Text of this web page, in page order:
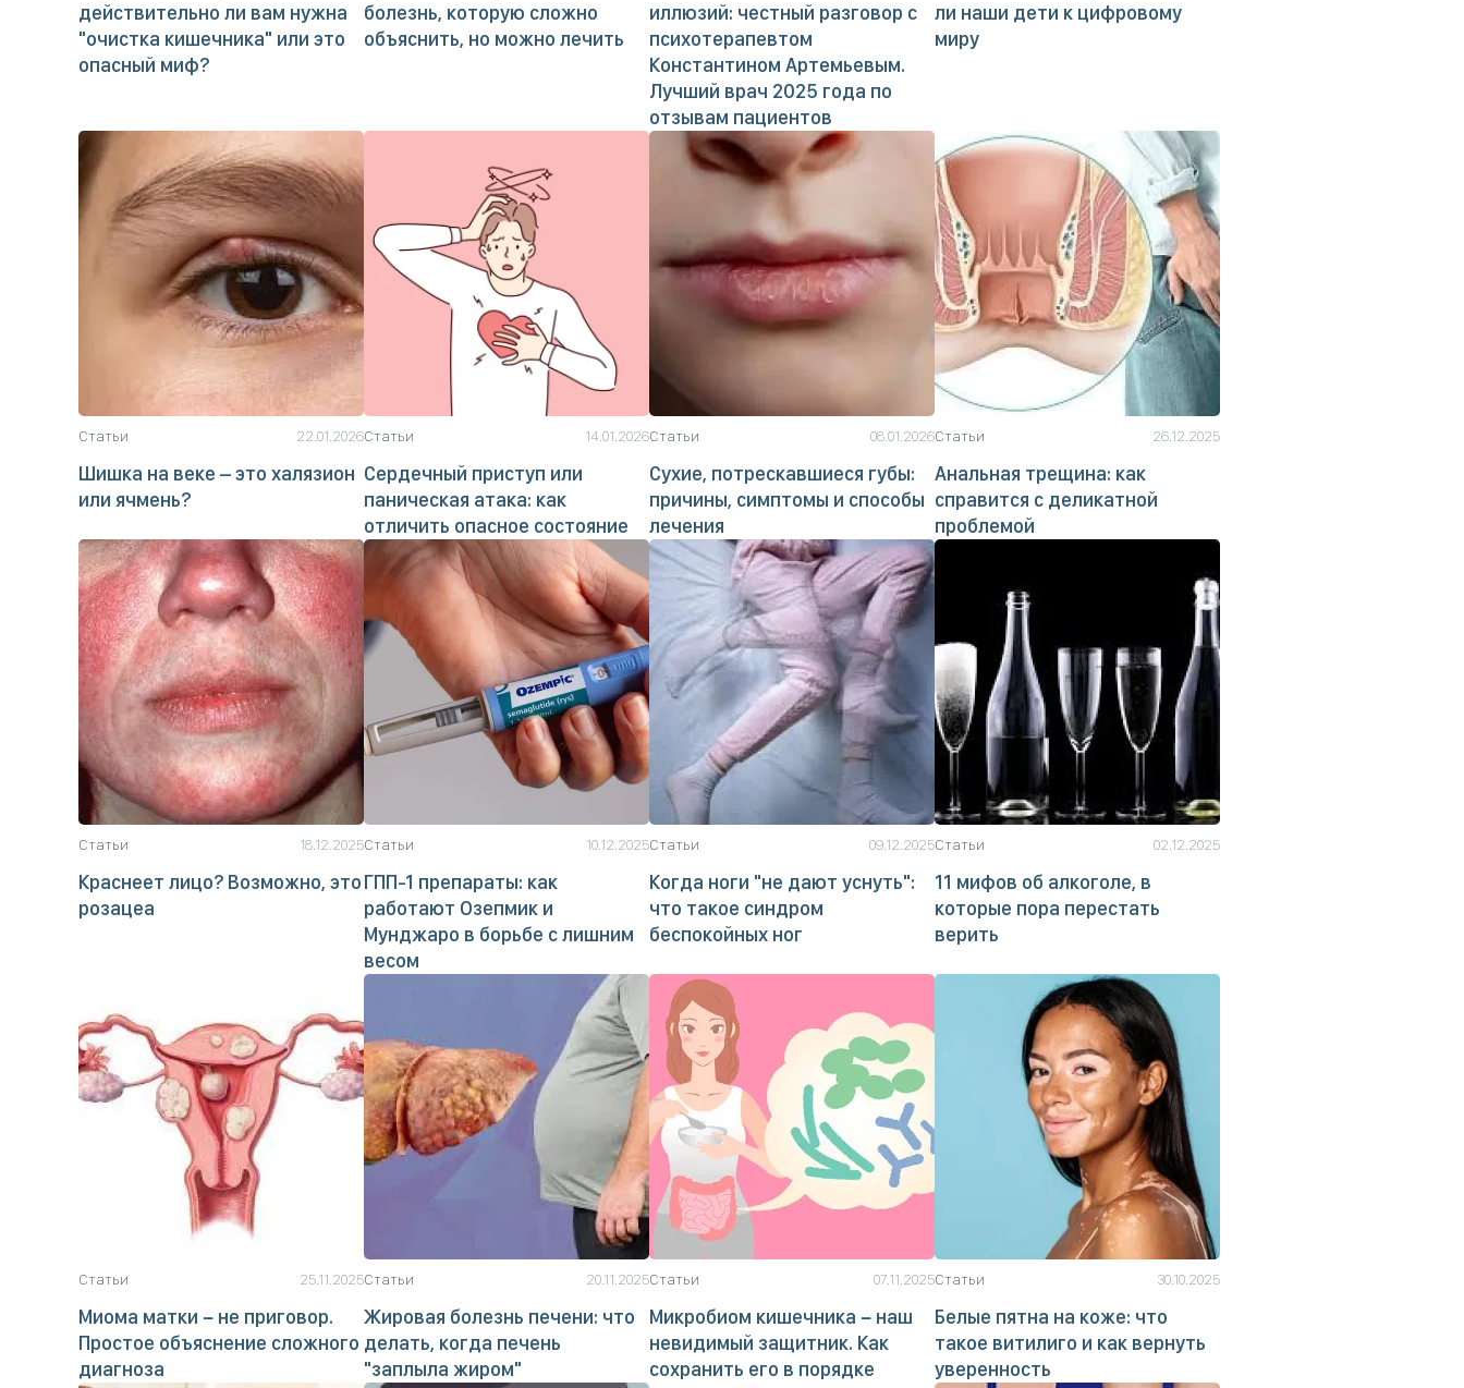
действительно ли вам нужна
"очистка кишечника" или это
опасный миф?
болезнь, которую сложно
объяснить, но можно лечить
иллюзий: честный разговор с
психотерапевтом
Константином Артемьевым.
Лучший врач 2025 года по
отзывам пациентов
ли наши дети к цифровому
миру
Статьи 22.01.2026
Шишка на веке – это халязион
или ячмень?
Статьи 14.01.2026
Сердечный приступ или
паническая атака: как
отличить опасное состояние
Статьи 08.01.2026
Сухие, потрескавшиеся губы:
причины, симптомы и способы
лечения
Статьи 26.12.2025
Анальная трещина: как
справится с деликатной
проблемой
Статьи 18.12.2025
Краснеет лицо? Возможно, это
розацеа
Статьи 10.12.2025
ГПП-1 препараты: как
работают Озепмик и
Мунджаро в борьбе с лишним
весом
Статьи 09.12.2025
Когда ноги "не дают уснуть":
что такое синдром
беспокойных ног
Статьи 02.12.2025
11 мифов об алкоголе, в
которые пора перестать
верить
Статьи 25.11.2025
Миома матки − не приговор.
Простое объяснение сложного
диагноза
Статьи 20.11.2025
Жировая болезнь печени: что
делать, когда печень
"заплыла жиром"
Статьи 07.11.2025
Микробиом кишечника − наш
невидимый защитник. Как
сохранить его в порядке
Статьи 30.10.2025
Белые пятна на коже: что
такое витилиго и как вернуть
уверенность